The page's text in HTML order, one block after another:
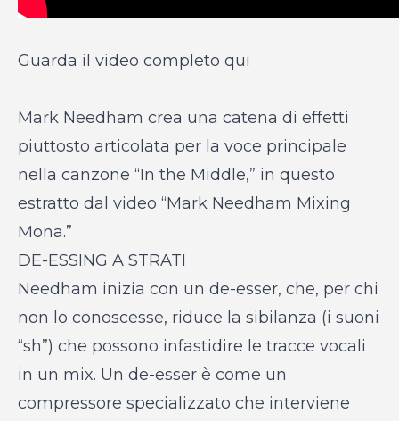
Guarda il video completo qui
Mark Needham crea una catena di effetti
piuttosto articolata per la voce principale
nella canzone “In the Middle,” in questo
estratto dal video “Mark Needham Mixing
Mona.”
DE-ESSING A STRATI
Needham inizia con un de-esser, che, per chi
non lo conoscesse, riduce la sibilanza (i suoni
“sh”) che possono infastidire le tracce vocali
in un mix. Un de-esser è come un
compressore specializzato che interviene